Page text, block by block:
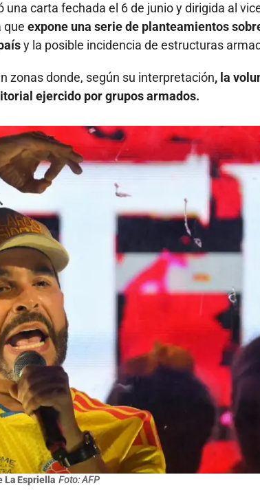
carta fechada el 6 de junio y dirigida al
que expone una serie de planteamientos
y la posible incidencia de estructuras
zonas donde, según su interpretación, la
ejercido por grupos armados.
La Espriella Foto: AFP